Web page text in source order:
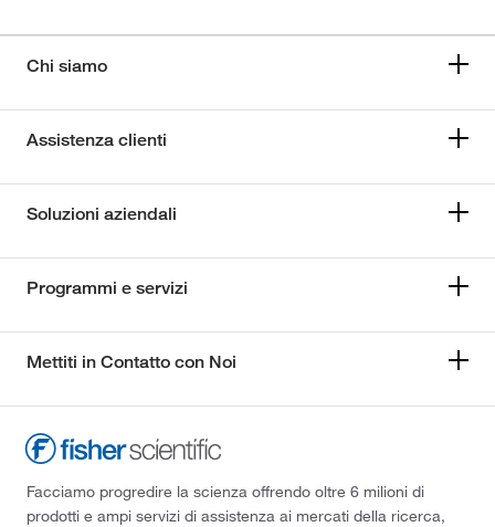
Chi siamo
Assistenza clienti
Soluzioni aziendali
Programmi e servizi
Mettiti in Contatto con Noi
Facciamo progredire la scienza offrendo oltre 6 milioni di
prodotti e ampi servizi di assistenza ai mercati della ricerca,